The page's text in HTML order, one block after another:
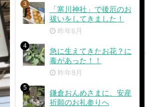
3
「寒川神社」で後厄のお
祓いをしてきました！
昨年6月
4
急に生えてきたお花？に
毒があった！！
昨年9月
5
鎌倉おんめさまに、安産
祈願のお礼参りへ